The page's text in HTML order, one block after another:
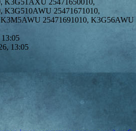
K3G51AXU 25471650010,
K3G510AWU 25471671010,
25471691010, K3G56AWU
13:05